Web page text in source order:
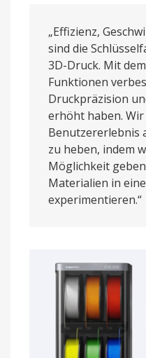
„Effizienz,
sind die
3D-Druck. Mit
Funktionen
Druckpräzision
erhöht haben.
Benutzererlebnis
zu heben, indem
Möglichkeit
Materialien in
experimentieren.“